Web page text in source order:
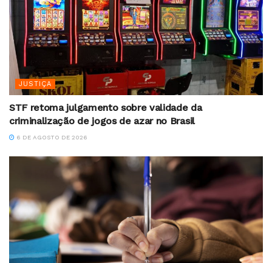
JUSTIÇA
STF retoma julgamento sobre validade da
criminalização de jogos de azar no Brasil
6 DE AGOSTO DE 2026